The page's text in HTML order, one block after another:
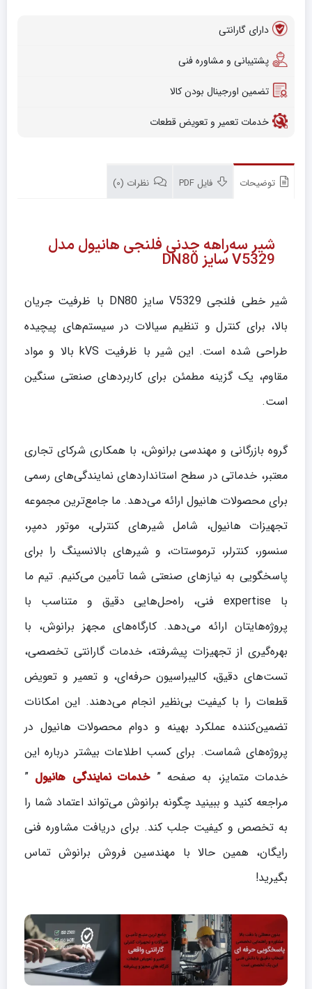
دارای گارانتی
پشتیبانی و مشاوره فنی
تضمین اورجینال بودن کالا
خدمات تعمیر و تعویض قطعات
توضیحات فایل PDF نظرات (0)
شیر سه‌راهه چدنی فلنجی هانیول مدل
V5329 سایز DN80
شیر خطی فلنجی V5329 سایز DN80 با ظرفیت جریان
بالا، برای کنترل و تنظیم سیالات در سیستم‌های پیچیده
طراحی شده است. این شیر با ظرفیت kVS بالا و مواد
مقاوم، یک گزینه مطمئن برای کاربردهای صنعتی سنگین
است.
گروه بازرگانی و مهندسی برانوش، با همکاری شرکای تجاری
معتبر، خدماتی در سطح استانداردهای نمایندگی‌های رسمی
برای محصولات هانیول ارائه می‌دهد. ما جامع‌ترین مجموعه
تجهیزات هانیول، شامل شیرهای کنترلی، موتور دمپر،
سنسور، کنترلر، ترموستات، و شیرهای بالانسینگ را برای
پاسخگویی به نیازهای صنعتی شما تأمین می‌کنیم. تیم ما
با expertise فنی، راه‌حل‌هایی دقیق و متناسب با
پروژه‌هایتان ارائه می‌دهد. کارگاه‌های مجهز برانوش، با
بهره‌گیری از تجهیزات پیشرفته، خدمات گارانتی تخصصی،
تست‌های دقیق، کالیبراسیون حرفه‌ای، و تعمیر و تعویض
قطعات را با کیفیت بی‌نظیر انجام می‌دهند. این امکانات
تضمین‌کننده عملکرد بهینه و دوام محصولات هانیول در
پروژه‌های شماست. برای کسب اطلاعات بیشتر درباره این
خدمات متمایز، به صفحه ”خدمات نمایندگی هانیول ”
مراجعه کنید و ببینید چگونه برانوش می‌تواند اعتماد شما را
به تخصص و کیفیت جلب کند. برای دریافت مشاوره فنی
رایگان، همین حالا با مهندسین فروش برانوش تماس
بگیرید!